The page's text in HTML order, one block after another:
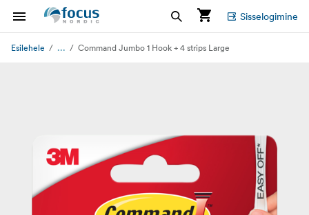
Sisselogimine
Esilehele ... Command Jumbo 1 Hook + 4 strips Large